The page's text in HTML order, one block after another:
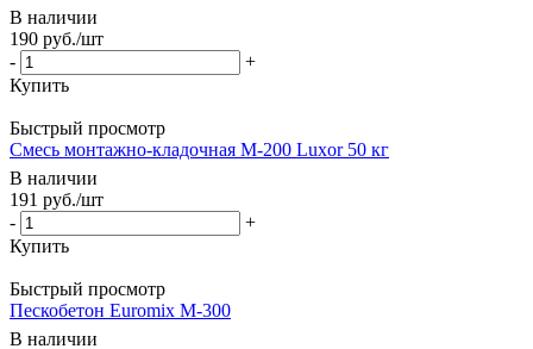
В наличии
190 руб./шт
-
+
Купить
Быстрый просмотр
Смесь монтажно-кладочная М-200 Luxor 50 кг
В наличии
191 руб./шт
-
+
Купить
Быстрый просмотр
Пескобетон Euromix M-300
В наличии